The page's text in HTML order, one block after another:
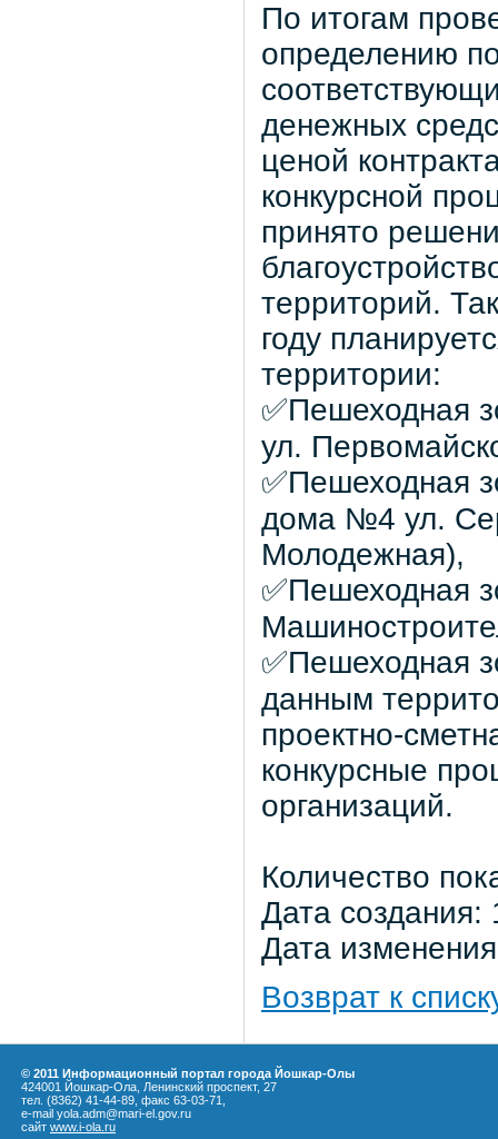
По итогам
определению
денежных
ценой
конкурсной
принято
территорий.
году
территории:
✅Пешеходная
ул.
✅Пешеходная
дома №4 ул.
Молодежная),
✅Пешеходная
✅Пешеходная
данным
проектно-
конкурсные
организаций.
Количество
Дата
Дата
Возврат к
© 2011 Информационный портал города Йошкар-Олы
424001 Йошкар-Ола, Ленинский проспект, 27
тел. (8362) 41-44-89, факс 63-03-71,
e-mail yola.adm@mari-el.gov.ru
сайт www.i-ola.ru